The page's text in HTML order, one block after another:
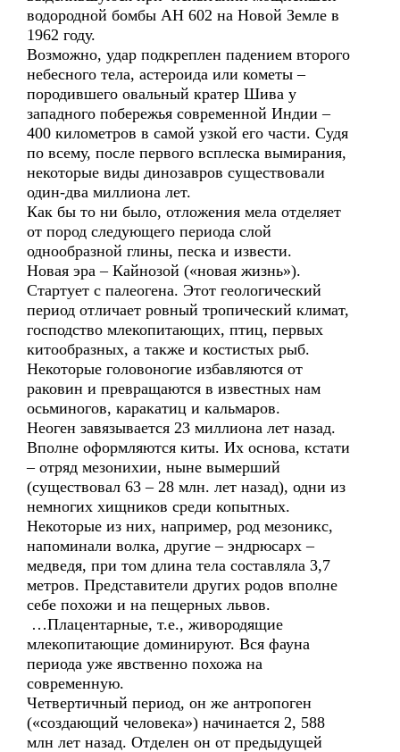
водородной бомбы АН 602 на Новой Земле в
1962 году.
Возможно, удар подкреплен падением второго
небесного тела, астероида или кометы –
породившего овальный кратер Шива у
западного побережья современной Индии –
400 километров в самой узкой его части. Судя
по всему, после первого всплеска вымирания,
некоторые виды динозавров существовали
один-два миллиона лет.
Как бы то ни было, отложения мела отделяет
от пород следующего периода слой
однообразной глины, песка и извести.
Новая эра – Кайнозой («новая жизнь»).
Стартует с палеогена. Этот геологический
период отличает ровный тропический климат,
господство млекопитающих, птиц, первых
китообразных, а также и костистых рыб.
Некоторые головоногие избавляются от
раковин и превращаются в известных нам
осьминогов, каракатиц и кальмаров.
Неоген завязывается 23 миллиона лет назад.
Вполне оформляются киты. Их основа, кстати
– отряд мезонихии, ныне вымерший
(существовал 63 – 28 млн. лет назад), одни из
немногих хищников среди копытных.
Некоторые из них, например, род мезоникс,
напоминали волка, другие – эндрюсарх –
медведя, при том длина тела составляла 3,7
метров. Представители других родов вполне
себе похожи и на пещерных львов.
…Плацентарные, т.е., живородящие
млекопитающие доминируют. Вся фауна
периода уже явственно похожа на
современную.
Четвертичный период, он же антропоген
(«создающий человека») начинается 2, 588
млн лет назад. Отделен он от предыдущей